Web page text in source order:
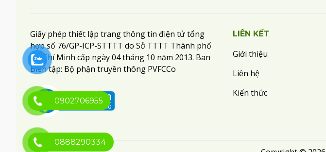
Giấy phép thiết lập trang thông tin điện tử tổng
hợp số 76/GP-ICP-STTTT do Sở TTTT Thành phố
Hồ Chí Minh cấp ngày 04 tháng 10 năm 2013. Ban
Biên tập: Bộ phận truyền thông PVFCCo
LIÊN KẾT
Giới thiệu
Liên hệ
Kiến thức
0902706955
0888290334